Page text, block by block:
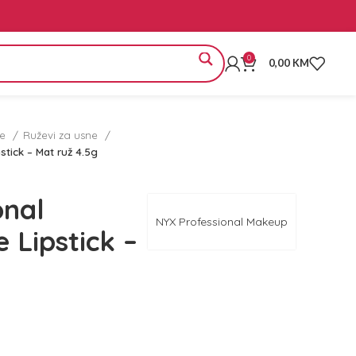
0 0,00 KM
Ruževi za usne
– Mat ruž 4.5g
NYX Professional Makeup
Lipstick –